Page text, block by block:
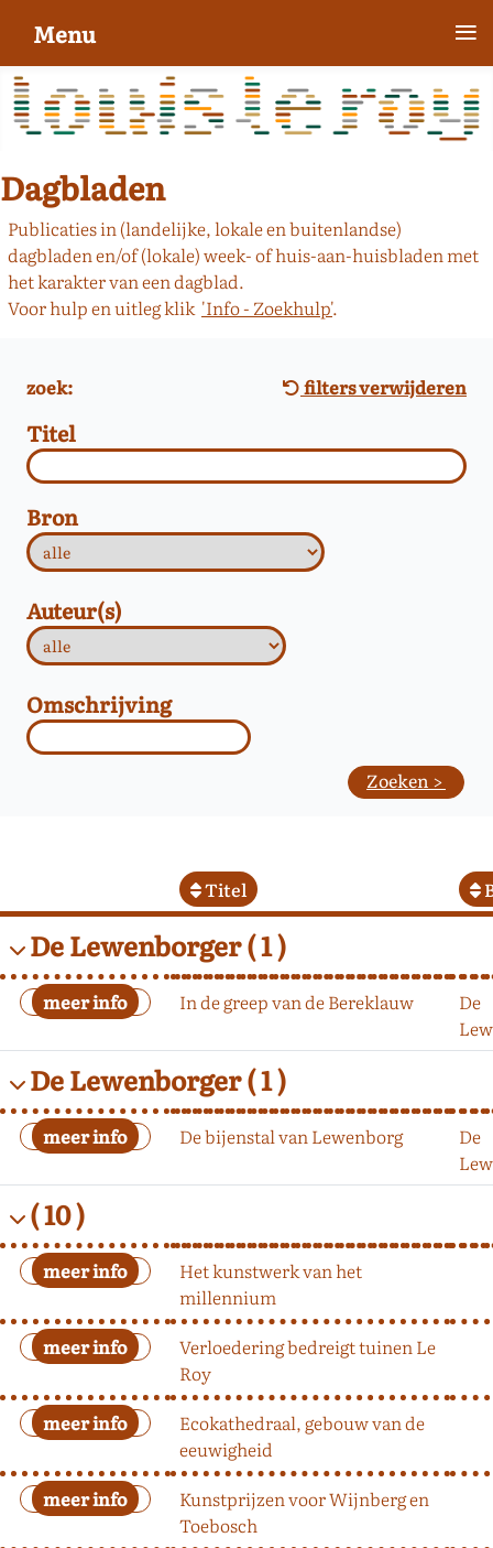
Dagbladen
Publicaties in (landelijke, lokale en buitenlandse)
dagbladen en/of (lokale) week- of huis-aan-huisbladen met
het karakter van een dagblad.
Voor hulp en uitleg klik 'Info - Zoekhulp'.
zoek: filters verwijderen
Titel
Bron
Auteur(s)
Omschrijving
Titel
De Lewenborger( 1 )
In de greep van de Bereklauw
De
De Lewenborger( 1 )
De bijenstal van Lewenborg
De
( 10 )
Het kunstwerk van het
millennium
Verloedering bedreigt tuinen Le
Roy
Ecokathedraal, gebouw van de
eeuwigheid
Kunstprijzen voor Wijnberg en
Toebosch
Menu ≡